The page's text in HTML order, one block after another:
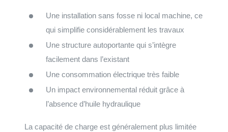
Une installation sans fosse ni local machine, ce
qui simplifie considérablement les travaux
Une structure autoportante qui s’intègre
facilement dans l’existant
Une consommation électrique très faible
Un impact environnemental réduit grâce à
l’absence d’huile hydraulique
La capacité de charge est généralement plus limitée